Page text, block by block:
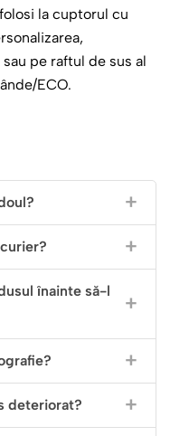
cadou din suflet, o
pentru un cadru
la cuptorul cu
pe raftul de sus al
ECO.
înainte să-l
deteriorat?